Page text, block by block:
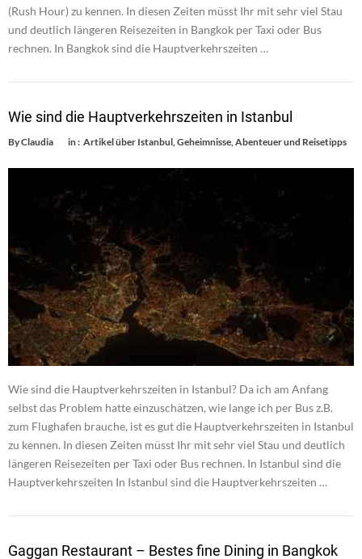
(Rush Hour) zu kennen. In diesen Zeiten müsst Ihr mit sehr viel Stau
und deutlich längeren Reisezeiten in Bangkok per Taxi oder Bus
rechnen. In Bangkok sind die Hauptverkehrszeiten …
Wie sind die Hauptverkehrszeiten in Istanbul
ByClaudia in : Artikel über Istanbul Geheimnisse, Abenteuer und Reisetipps
Wie sind die Hauptverkehrszeiten in Istanbul? Da ich am Anfang
selbst das Problem hatte einzuschätzen, wie lange ich per Bus z.B.
zum Flughafen brauche, ist es gut die Hauptverkehrszeiten in Istanbul
zu kennen. In diesen Zeiten müsst Ihr mit sehr viel Stau und deutlich
längeren Reisezeiten per Taxi oder Bus rechnen. In Istanbul sind die
Hauptverkehrszeiten In Istanbul sind die Hauptverkehrszeiten …
Gaggan Restaurant – Bestes fine Dining in Bangkok